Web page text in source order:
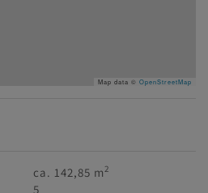
Map data © OpenStreetMap
ca. 142,85 m2
5